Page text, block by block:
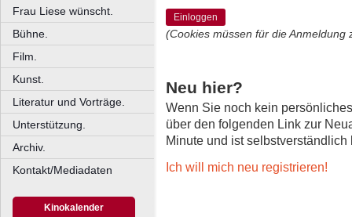
Frau Liese wünscht.
Bühne.
Film.
Kunst.
Literatur und Vorträge.
Unterstützung.
Archiv.
Kontakt/Mediadaten
Kinokalender
Einloggen
(Cookies müssen für die Anmeldung
Neu hier?
Wenn Sie noch kein
über den folgenden Link zur
Minute und ist selbstverständlich
Ich will mich neu registrieren!